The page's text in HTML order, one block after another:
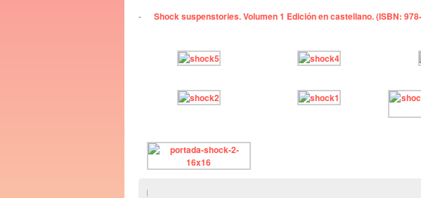
- Shock suspenstories. Volumen 1 Edición en castellano. (ISBN:
|